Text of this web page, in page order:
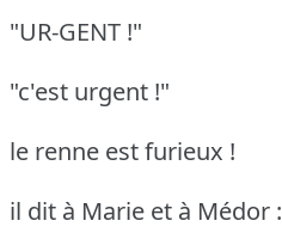
"UR-GENT !"
"c'est urgent !"
le renne est furieux !
il dit à Marie et à Médor :